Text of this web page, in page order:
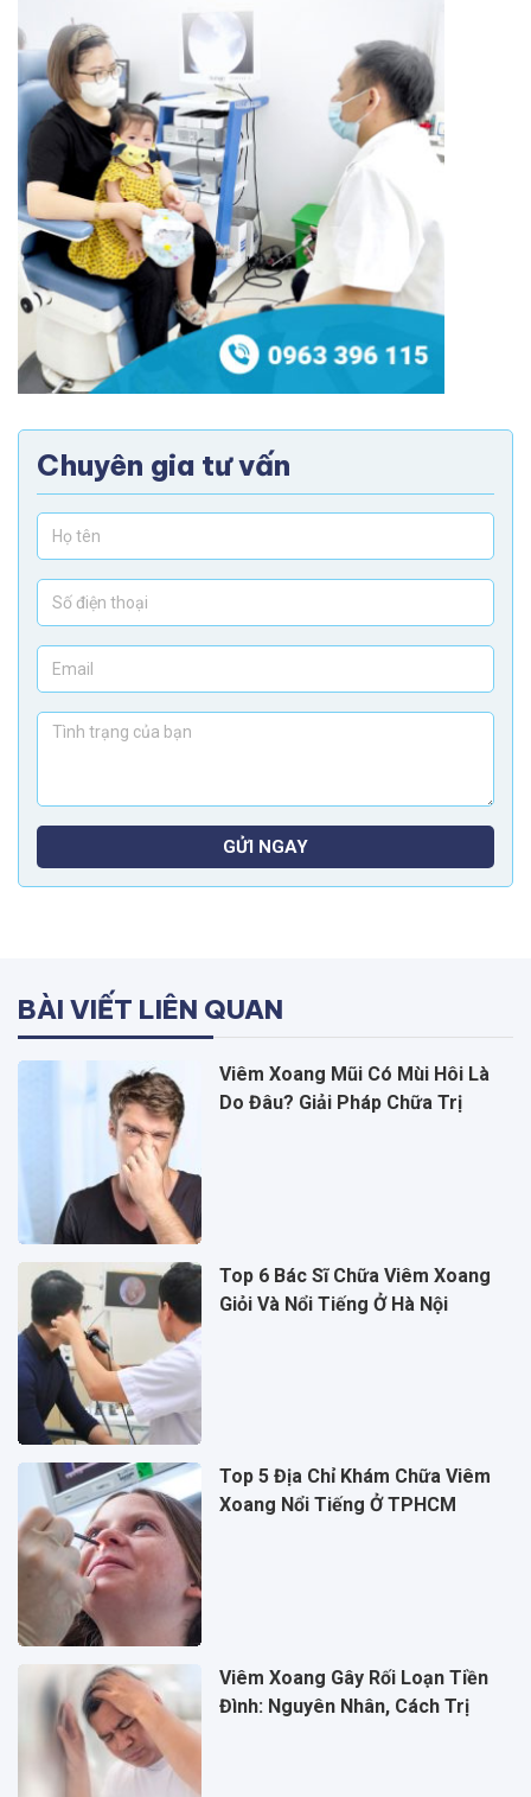
Chuyên gia tư vấn
GỬI NGAY
BÀI VIẾT LIÊN QUAN
Viêm Xoang Mũi Có Mùi Hôi Là
Do Đâu? Giải Pháp Chữa Trị
Top 6 Bác Sĩ Chữa Viêm Xoang
Giỏi Và Nổi Tiếng Ở Hà Nội
Top 5 Địa Chỉ Khám Chữa Viêm
Xoang Nổi Tiếng Ở TPHCM
Viêm Xoang Gây Rối Loạn Tiền
Đình: Nguyên Nhân, Cách Trị